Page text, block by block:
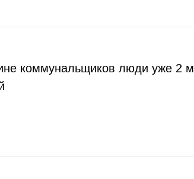
коммунальщиков люди уже 2